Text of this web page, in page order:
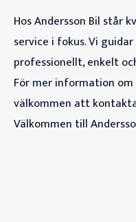
Hos Andersson Bil står
service i fokus. Vi
professionellt, enkelt
För mer information
välkommen att
Välkommen till